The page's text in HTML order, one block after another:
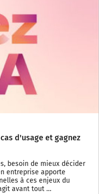
d'usage et gagnez
besoin de mieux décider
entreprise apporte
à ces enjeux du
avant tout …